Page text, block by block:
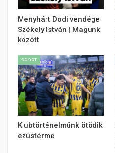
Menyhárt Dodi vendége
Székely István | Magunk
között
SPORT
Klubtörténelmünk ötödik
ezüstérme